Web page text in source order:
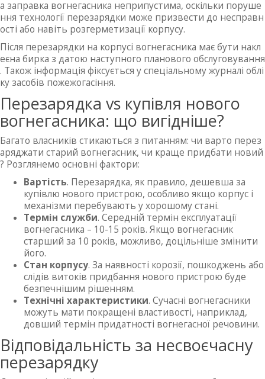
а заправка вогнегасника неприпустима, оскільки поруше
ння технології перезарядки може призвести до несправн
ості або навіть розгерметизації корпусу.
Після перезарядки на корпусі вогнегасника має бути накл
еєна бирка з датою наступного планового обслуговування
. Також інформація фіксується у спеціальному журналі облі
ку засобів пожежогасіння.
Перезарядка vs купівля нового
вогнегасника: що вигідніше?
Багато власників стикаються з питанням: чи варто перез
аряджати старий вогнегасник, чи краще придбати новий
? Розглянемо основні фактори:
Вартість. Перезарядка, як правило, дешевша за
купівлю нового пристрою, особливо якщо корпус і
механізми перебувають у хорошому стані.
Термін служби. Середній термін експлуатації
вогнегасника – 10-15 років. Якщо вогнегасник
старший за 10 років, можливо, доцільніше змінити
його.
Стан корпусу. За наявності корозії, пошкоджень або
слідів витоків придбання нового пристрою буде
безпечнішим рішенням.
Технічні характеристики. Сучасні вогнегасники
можуть мати покращені властивості, наприклад,
довший термін придатності вогнегасної речовини.
Відповідальність за несвоєчасну
перезарядку